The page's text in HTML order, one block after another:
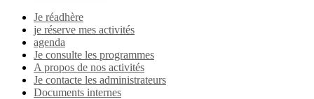
Je réadhère
je réserve mes activités
agenda
Je consulte les programmes
A propos de nos activités
Je contacte les administrateurs
Documents internes